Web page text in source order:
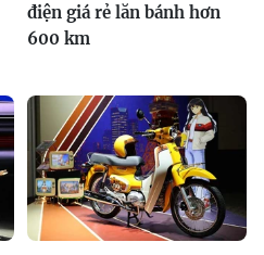
điện giá rẻ lăn bánh hơn
600 km